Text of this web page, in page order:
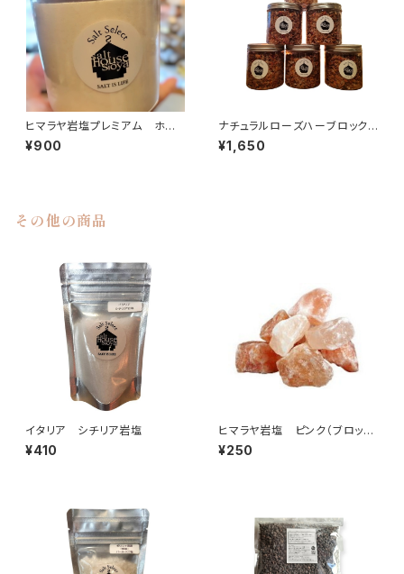
ヒマラヤ岩塩プレミアム ホワ
イトピンクパウダー ボトル入り
¥900
ナチュラルローズハーブロックソ
ルト
¥1,650
その他の商品
イタリア シチリア岩塩
¥410
ヒマラヤ岩塩 ピンク（ブロッ
ク）100g
¥250